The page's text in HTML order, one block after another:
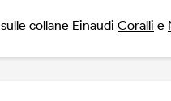
sulle collane Einaudi Coralli e